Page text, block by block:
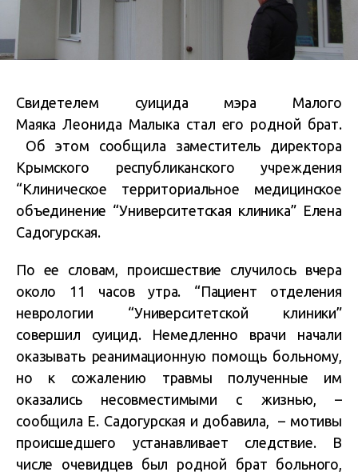
Свидетелем суицида мэра Малого
Маяка Леонида Малыка стал его родной брат.
Об этом сообщила заместитель директора
Крымского республиканского учреждения
“Клиническое территориальное медицинское
объединение “Университетская клиника” Елена
Садогурская.
По ее словам, происшествие случилось вчера
около 11 часов утра. “Пациент отделения
неврологии “Университетской клиники”
совершил суицид. Немедленно врачи начали
оказывать реанимационную помощь больному,
но к сожалению травмы полученные им
оказались несовместимыми с жизнью, –
сообщила Е. Садогурская и добавила, – мотивы
происшедшего устанавливает следствие. В
числе очевидцев был родной брат больного,